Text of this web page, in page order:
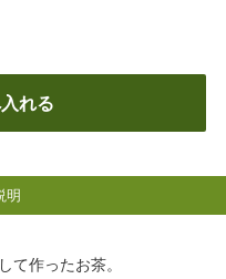
明
て作ったお茶。